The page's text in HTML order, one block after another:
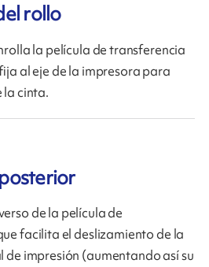
rollo
la película de transferencia
al eje de la impresora para
cinta.
de la película de
facilita el deslizamiento de la
de impresión (aumentando así su